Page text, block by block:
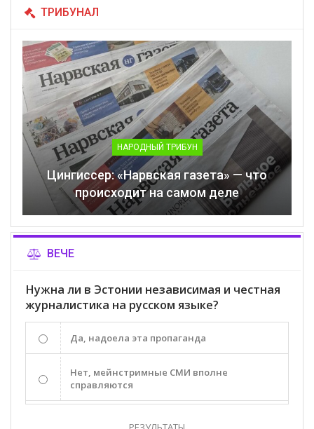
ТРИБУНАЛ
НАРОДНЫЙ ТРИБУН
Цингиссер: «Нарвская газета» — что
происходит на самом деле
ВЕЧЕ
Нужна ли в Эстонии независимая и честная
журналистика на русском языке?
Да, надоела эта пропаганда
Нет, мейнстримные СМИ вполне
справляются